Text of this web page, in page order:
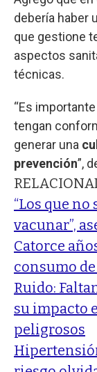
debería haber
que gestione
aspectos
técnicas.
“Es
tengan
generar una
prevención”,
“Los que no
vacunar”,
Catorce
consumo
Ruido:
su impacto
peligrosos